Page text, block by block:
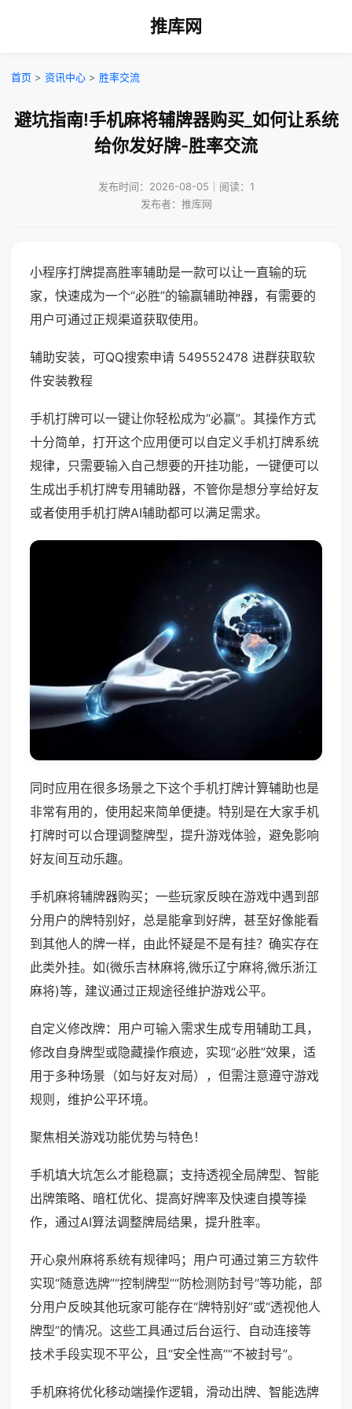
推库网
首页 > 资讯中心 > 胜率交流
避坑指南!手机麻将辅牌器购买_如何让系统
给你发好牌-胜率交流
发布时间：2026-08-05｜阅读：1
发布者：推库网
小程序打牌提高胜率辅助是一款可以让一直输的玩
家，快速成为一个“必胜”的输赢辅助神器，有需要的
用户可通过正规渠道获取使用。
辅助安装，可QQ搜索申请 549552478 进群获取软
件安装教程
手机打牌可以一键让你轻松成为“必赢”。其操作方式
十分简单，打开这个应用便可以自定义手机打牌系统
规律，只需要输入自己想要的开挂功能，一键便可以
生成出手机打牌专用辅助器，不管你是想分享给好友
或者使用手机打牌AI辅助都可以满足需求。
同时应用在很多场景之下这个手机打牌计算辅助也是
非常有用的，使用起来简单便捷。特别是在大家手机
打牌时可以合理调整牌型，提升游戏体验，避免影响
好友间互动乐趣。
手机麻将辅牌器购买；一些玩家反映在游戏中遇到部
分用户的牌特别好，总是能拿到好牌，甚至好像能看
到其他人的牌一样，由此怀疑是不是有挂？确实存在
此类外挂。如(微乐吉林麻将,微乐辽宁麻将,微乐浙江
麻将)等，建议通过正规途径维护游戏公平。
自定义修改牌：用户可输入需求生成专用辅助工具，
修改自身牌型或隐藏操作痕迹，实现“必胜”效果，适
用于多种场景（如与好友对局），但需注意遵守游戏
规则，维护公平环境。
聚焦相关游戏功能优势与特色！
手机填大坑怎么才能稳赢；支持透视全局牌型、智能
出牌策略、暗杠优化、提高好牌率及快速自摸等操
作，通过AI算法调整牌局结果，提升胜率。
开心泉州麻将系统有规律吗；用户可通过第三方软件
实现“随意选牌”“控制牌型”“防检测防封号”等功能，部
分用户反映其他玩家可能存在“牌特别好”或“透视他人
牌型”的情况。这些工具通过后台运行、自动连接等
技术手段实现不平公，且“安全性高”“不被封号”。
手机麻将优化移动端操作逻辑，滑动出牌、智能选牌